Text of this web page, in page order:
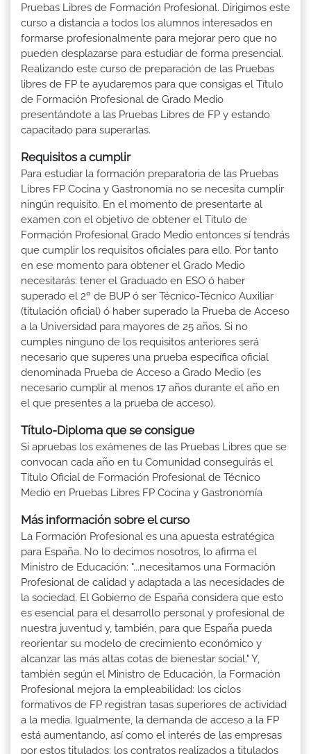
Pruebas Libres de Formación Profesional. Dirigimos este
curso a distancia a todos los alumnos interesados en
formarse profesionalmente para mejorar pero que no
pueden desplazarse para estudiar de forma presencial.
Realizando este curso de preparación de las Pruebas
libres de FP te ayudaremos para que consigas el Título
de Formación Profesional de Grado Medio
presentándote a las Pruebas Libres de FP y estando
capacitado para superarlas.
Requisitos a cumplir
Para estudiar la formación preparatoria de las Pruebas
Libres FP Cocina y Gastronomía no se necesita cumplir
ningún requisito. En el momento de presentarte al
examen con el objetivo de obtener el Titulo de
Formación Profesional Grado Medio entonces sí tendrás
que cumplir los requisitos oficiales para ello. Por tanto
en ese momento para obtener el Grado Medio
necesitarás: tener el Graduado en ESO ó haber
superado el 2º de BUP ó ser Técnico-Técnico Auxiliar
(titulación oficial) ó haber superado la Prueba de Acceso
a la Universidad para mayores de 25 años. Si no
cumples ninguno de los requisitos anteriores será
necesario que superes una prueba específica oficial
denominada Prueba de Acceso a Grado Medio (es
necesario cumplir al menos 17 años durante el año en
el que presentes a la prueba de acceso).
Título-Diploma que se consigue
Si apruebas los exámenes de las Pruebas Libres que se
convocan cada año en tu Comunidad conseguirás el
Título Oficial de Formación Profesional de Técnico
Medio en Pruebas Libres FP Cocina y Gastronomía
Más información sobre el curso
La Formación Profesional es una apuesta estratégica
para España. No lo decimos nosotros, lo afirma el
Ministro de Educación: "...necesitamos una Formación
Profesional de calidad y adaptada a las necesidades de
la sociedad. El Gobierno de España considera que esto
es esencial para el desarrollo personal y profesional de
nuestra juventud y, también, para que España pueda
reorientar su modelo de crecimiento económico y
alcanzar las más altas cotas de bienestar social." Y,
también según el Ministro de Educación, la Formación
Profesional mejora la empleabilidad: los ciclos
formativos de FP registran tasas superiores de actividad
a la media. Igualmente, la demanda de acceso a la FP
está aumentando, así como el interés de las empresas
por estos titulados: los contratos realizados a titulados